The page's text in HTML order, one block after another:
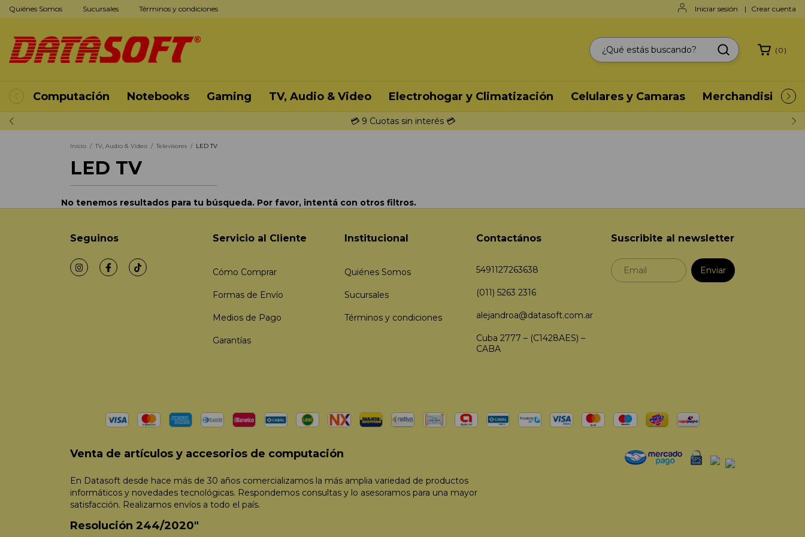
Quiénes Somos Sucursales Términos y condiciones Iniciar sesión | Crear cuenta
💳 9 Cuotas sin interés 💳
( 0 )
Computación Notebooks Gaming TV, Audio & Video Electrohogar y Climatización Celulares y Camaras Merchandising
Inicio / TV, Audio & Video / Televisores / LED TV
LED TV
No tenemos resultados para tu búsqueda. Por favor, intentá con otros filtros.
Seguinos Servicio al Cliente
Cómo Comprar
Formas de Envío
Medios de Pago
Garantías
Institucional
Quiénes Somos
Sucursales
Términos y condiciones
Contactános
5491127263638
(011) 5263 2316
alejandroa@datasoft.com.ar
Cuba 2777 – (C1428AES) –
CABA
Suscribite al newsletter
Venta de artículos y accesorios de computación
En Datasoft desde hace más de 30 años comercializamos la más amplia variedad de productos
informáticos y novedades tecnológicas. Respondemos consultas y lo asesoramos para una mayor
satisfacción. Realizamos envíos a todo el país.
Resolución 244/2020"